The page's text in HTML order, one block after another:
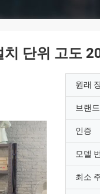
치 단위 고도
원래
브랜
인증
모델
최소